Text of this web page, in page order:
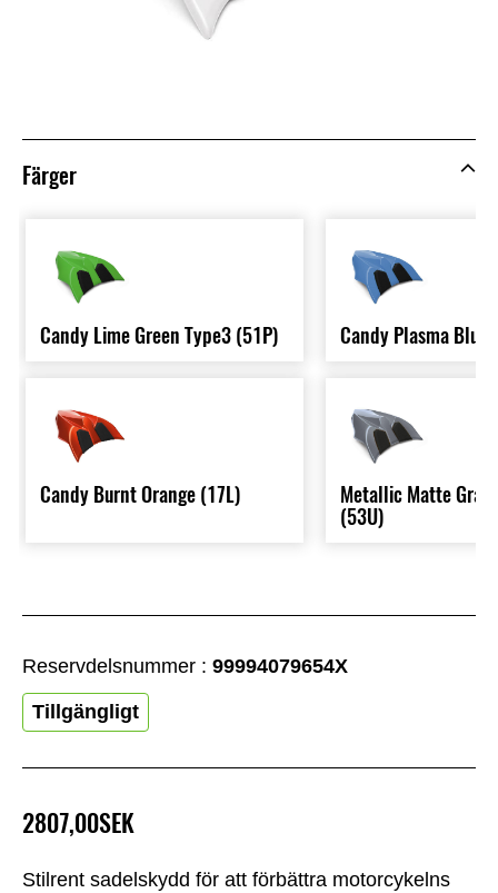
Stilrent sadelskydd för att förbättra motorcykelns
2807,00SEK
Reservdelsnummer : 99994079654X
Tillgängligt
Färger
Candy Lime Green Type3 (51P)
Candy Burnt Orange (17L)
Candy Plasma Blue
Metallic Matte
(53U)